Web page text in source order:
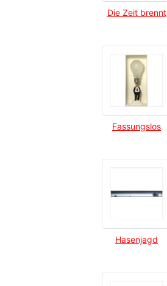
Die Zeit brennt
Fassungslos
Hasenjagd